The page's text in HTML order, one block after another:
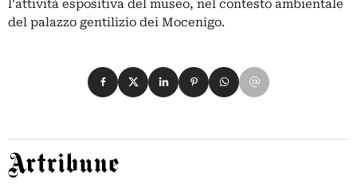
l’attività espositiva del museo, nel contesto ambientale
del palazzo gentilizio dei Mocenigo.
Condividi su Facebook
Condividi su X
Condividi su LinkedIn
Condividi su Pinterest
Condividi su WhatsApp
Condividi su Email
Artribune